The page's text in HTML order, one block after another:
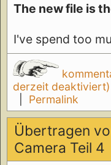
The new file is
I've spend too
derzeit deaktiviert)
Permalink
Übertragen
Camera Teil 4